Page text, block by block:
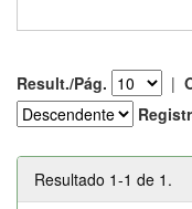
Result./Pág. |
Resultado 1-1 de 1.